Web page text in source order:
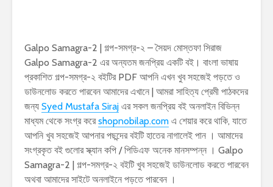
Galpo Samagra-2 | গল্প-সমগ্র-২ – সৈয়দ মোস্তফা সিরাজ
Galpo Samagra-2 এর অন্যতম জনপ্রিয় একটি বই। বাংলা ভাষায়
প্রকাশিত গল্প-সমগ্র-২ বইটির PDF আপনি এখন খুব সহজেই পড়তে ও
ডাউনলোড করতে পারবেন আমাদের এখানে | আমরা সাহিত্য প্রেমী পাঠকদের
জন্য Syed Mustafa Siraj এর সকল জনপ্রিয় বই অনলাইন বিভিন্ন
মাধ্যম থেকে সংগ্র করেshopnobilap.com এ শেয়ার করে থাকি, যাতে
আপনি খুব সহজেই আপনার পছন্দের বইটি হাতের নাগালেই পান । আমাদের
সংগ্রকৃত বই গুলোর স্ক্যান কপি / পিডিএফ অনেক মানসম্পন্ন । Galpo
Samagra-2 | গল্প-সমগ্র-২ বইটি খুব সহজেই ডাউনলোড করতে পারবেন
অথবা আমাদের সাইটে অনলাইনে পড়তে পারবেন ।